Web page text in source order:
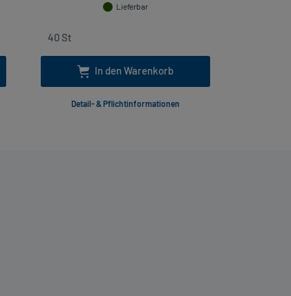
Lieferbar
In den Warenkorb
Detail- & Pflichtinformationen